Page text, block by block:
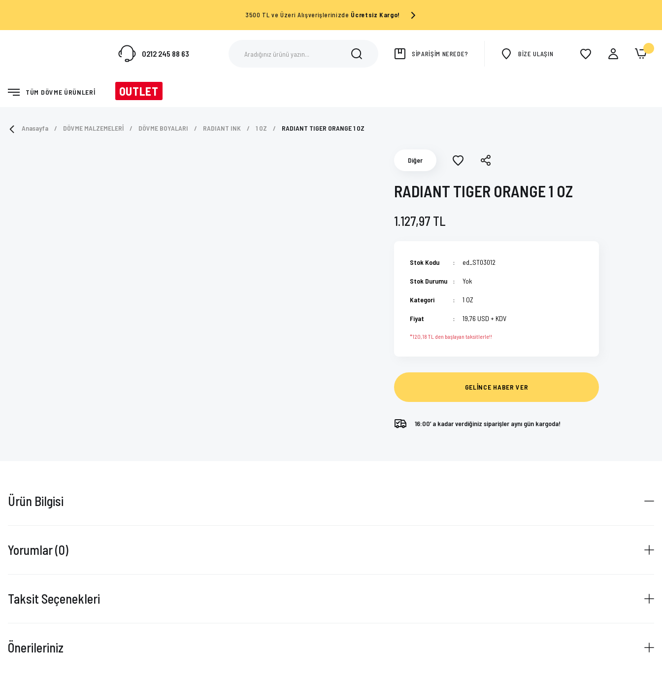
3500 TL ve Üzeri Alışverişlerinizde Ücretsiz Kargo!
0212 245 88 63 SİPARİŞİM NEREDE? BİZE ULAŞIN
TÜM DÖVME ÜRÜNLERİ OUTLET
Anasayfa DÖVME MALZEMELERİ DÖVME BOYALARI RADIANT INK 1 OZ RADIANT TIGER ORANGE 1 OZ
Diğer
RADIANT TIGER ORANGE 1 OZ
1.127,97 TL
Stok Kodu ed_ST03012
Stok Durumu Yok
Kategori 1 OZ
Fiyat 19,76 USD + KDV
*120,18 TL den başlayan taksitlerle!!
GELİNCE HABER VER
16:00’ a kadar verdiğiniz siparişler aynı gün kargoda!
Ürün Bilgisi
Yorumlar (0)
Taksit Seçenekleri
Önerileriniz